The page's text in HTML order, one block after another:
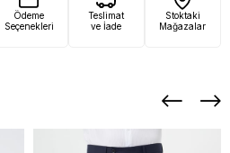
Ödeme
Seçenekleri
Teslimat
ve İade
Stoktaki
Mağazalar